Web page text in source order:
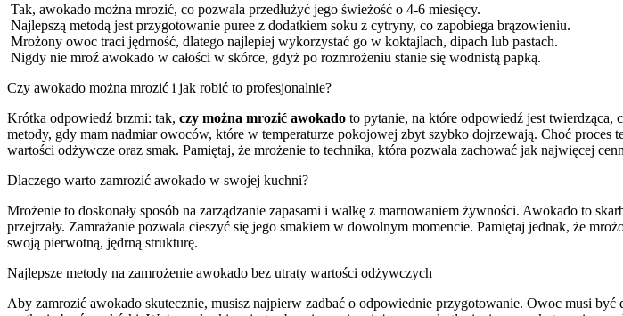
Tak, awokado można mrozić, co pozwala przedłużyć jego świeżość o 4-6 miesięcy.
Najlepszą metodą jest przygotowanie puree z dodatkiem soku z cytryny, co zapobiega brązowieniu.
Mrożony owoc traci jędrność, dlatego najlepiej wykorzystać go w koktajlach, dipach lub pastach.
Nigdy nie mroź awokado w całości w skórce, gdyż po rozmrożeniu stanie się wodnistą papką.
Czy awokado można mrozić i jak robić to profesjonalnie?
Krótka odpowiedź brzmi: tak, czy można mrozić awokado to pytanie, na które odpowiedź jest twierdząca,
metody, gdy mam nadmiar owoców, które w temperaturze pokojowej zbyt szybko dojrzewają. Choć
wartości odżywcze oraz smak. Pamiętaj, że mrożenie to technika, która pozwala zachować jak najwięcej
Dlaczego warto zamrozić awokado w swojej kuchni?
Mrożenie to doskonały sposób na zarządzanie zapasami i walkę z marnowaniem żywności. Awokado to
przejrzały. Zamrażanie pozwala cieszyć się jego smakiem w dowolnym momencie. Pamiętaj jednak, że
swoją pierwotną, jędrną strukturę.
Najlepsze metody na zamrożenie awokado bez utraty wartości odżywczych
Aby zamrozić awokado skutecznie, musisz najpierw zadbać o odpowiednie przygotowanie. Owoc musi być